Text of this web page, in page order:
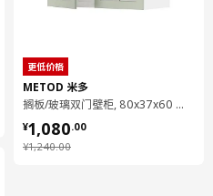
手册
希纳普 柜门
米多 底柜
更低价格
METOD 米多
搁板/玻璃双门壁柜, 80x37x60 厘米
¥1,240.00
¥ 1240.00
¥1,080.00
¥ 1080.00